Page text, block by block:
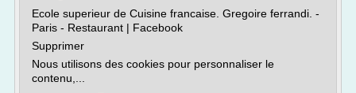
Ecole superieur de Cuisine francaise. Gregoire ferrandi. -
Paris - Restaurant | Facebook
Supprimer
Nous utilisons des cookies pour personnaliser le
contenu,...